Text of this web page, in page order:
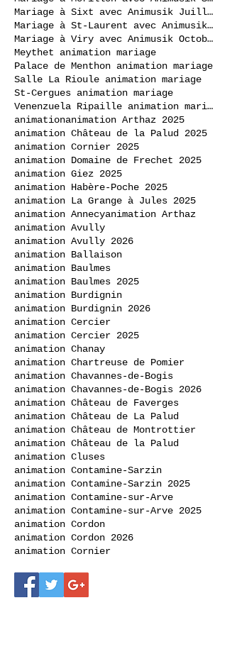
Mariage à Sixt avec Animusik Juillet 2020
Mariage à St-Laurent avec Animusik Septembre 2020
Mariage à Viry avec Animusik Octobre 2020
Meythet animation mariage
Palace de Menthon animation mariage
Salle La Rioule animation mariage
St-Cergues animation mariage
Venenzuela Ripaille animation mariage
animationanimation Arthaz 2025
animation Château de la Palud 2025
animation Cornier 2025
animation Domaine de Frechet 2025
animation Giez 2025
animation Habère-Poche 2025
animation La Grange à Jules 2025
animation Annecyanimation Arthaz
animation Avully
animation Avully 2026
animation Ballaison
animation Baulmes
animation Baulmes 2025
animation Burdignin
animation Burdignin 2026
animation Cercier
animation Cercier 2025
animation Chanay
animation Chartreuse de Pomier
animation Chavannes-de-Bogis
animation Chavannes-de-Bogis 2026
animation Château de Faverges
animation Château de La Palud
animation Château de Montrottier
animation Château de la Palud
animation Cluses
animation Contamine-Sarzin
animation Contamine-Sarzin 2025
animation Contamine-sur-Arve
animation Contamine-sur-Arve 2025
animation Cordon
animation Cordon 2026
animation Cornier